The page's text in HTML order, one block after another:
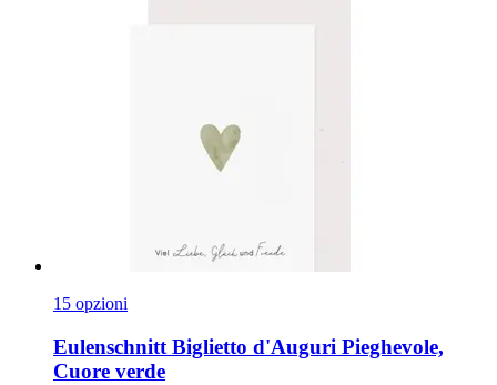
15 opzioni
Eulenschnitt Biglietto d'Auguri Pieghevole,
Cuore verde